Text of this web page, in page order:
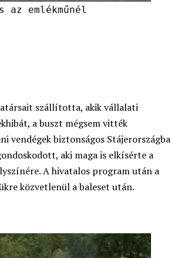
az emlékműnél
szállította, akik vállalati
a buszt mégsem vitték
vendégek biztonságos Stájerországba
aki maga is elkísérte a
A hivatalos program után a
közvetlenül a baleset után.